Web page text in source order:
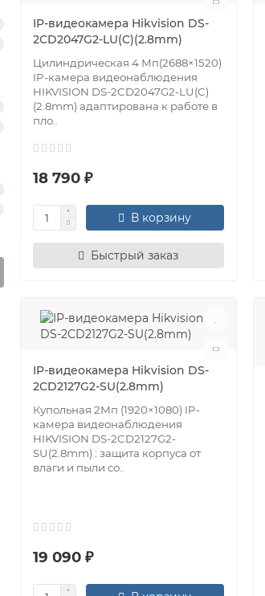
IP-видеокамера Hikvision DS-
2CD2047G2-LU(C)(2.8mm)
Цилиндрическая 4 Мп(2688×1520)
IP-камера видеонаблюдения
HIKVISION DS-2CD2047G2-LU(C)
(2.8mm) адаптирована к работе в
пло..
18 790 ₽
В корзину
Быстрый заказ
IP-видеокамера Hikvision DS-
2CD2127G2-SU(2.8mm)
Купольная 2Мп (1920×1080) IP-
камера видеонаблюдения
HIKVISION DS-2CD2127G2-
SU(2.8mm) : защита корпуса от
влаги и пыли со..
19 090 ₽